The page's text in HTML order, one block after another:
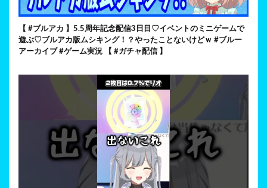
【 #ブルアカ 】5.5周年記念配信3日目♡イベントのミニゲームで
遊ぶ♡ブルアカ版ムシキング！？やったことないけどｗ #ブルー
アーカイブ #ゲーム実況 【 #ガチャ配信 】